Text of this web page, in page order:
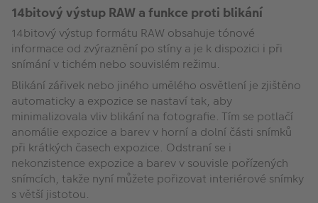
14bitový výstup RAW a funkce proti blikání
14bitový výstup formátu RAW obsahuje tónové
informace od zvýraznění po stíny a je k dispozici i při
snímání v tichém nebo souvislém režimu.
Blikání zářivek nebo jiného umělého osvětlení je zjištěno
automaticky a expozice se nastaví tak, aby
minimalizovala vliv blikání na fotografie. Tím se potlačí
anomálie expozice a barev v horní a dolní části snímků
při krátkých časech expozice. Odstraní se i
nekonzistence expozice a barev v souvisle pořízených
snímcích, takže nyní můžete pořizovat interiérové snímky
s větší jistotou.